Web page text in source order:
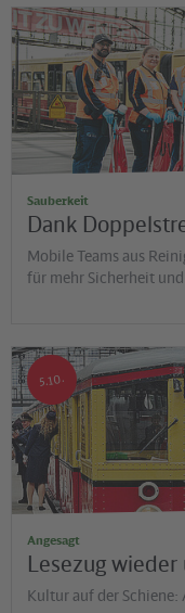
Sauberkeit
Dank
Mobile Teams aus
für mehr Sicherheit und
©
HISB
Angesagt
Lesezug
Kultur auf der
5.10.